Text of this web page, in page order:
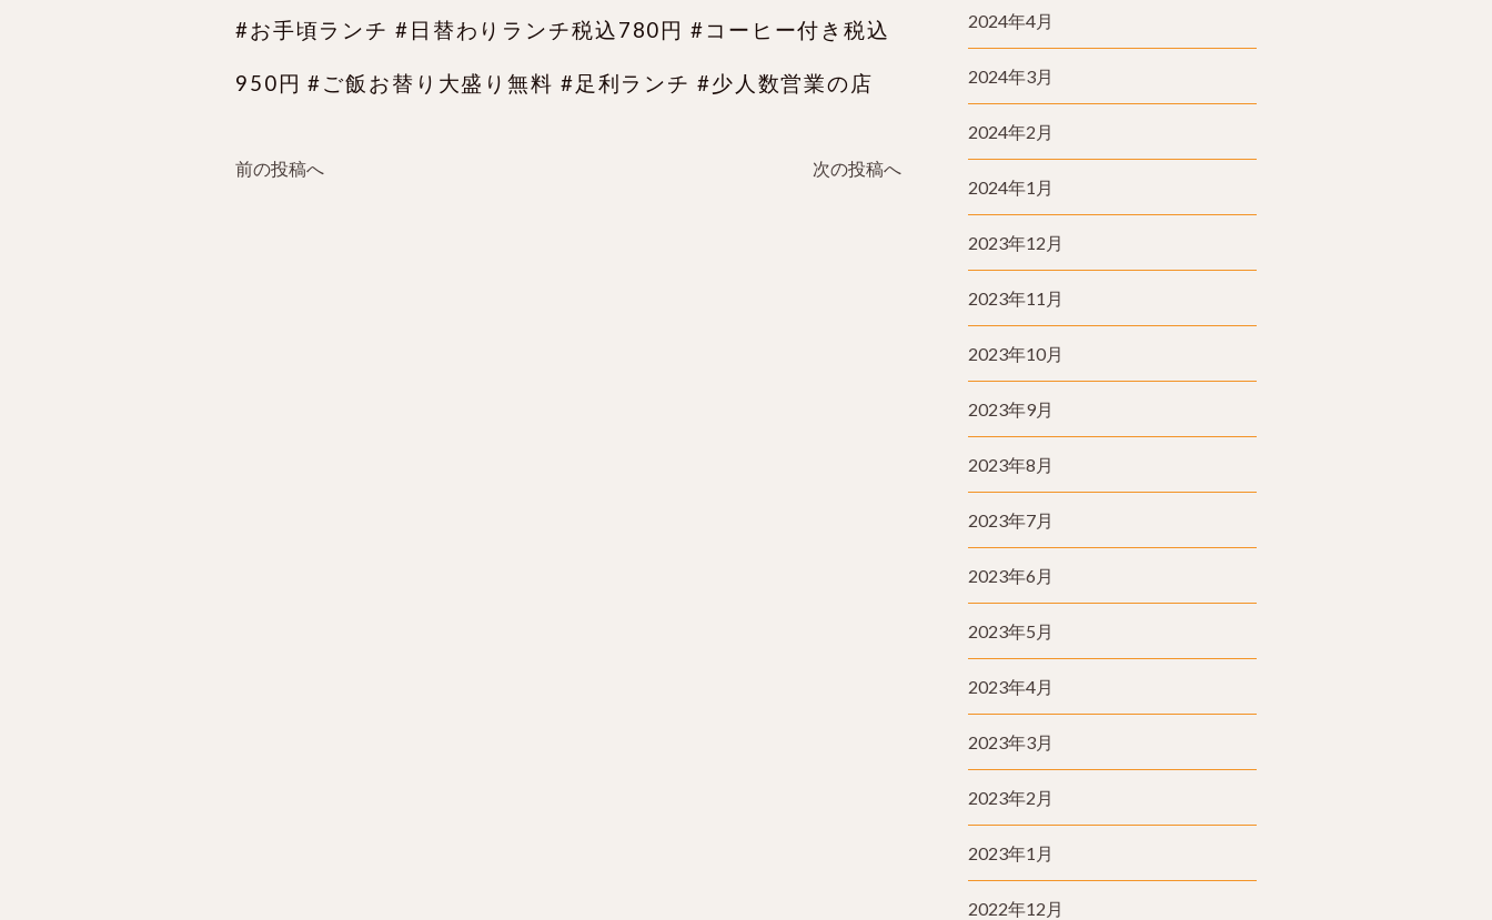
#お手頃ランチ #日替わりランチ税込780円 #コーヒー付き税込
950円 #ご飯お替り大盛り無料 #足利ランチ #少人数営業の店
前の投稿へ 次の投稿へ
2024年4月
2024年3月
2024年2月
2024年1月
2023年12月
2023年11月
2023年10月
2023年9月
2023年8月
2023年7月
2023年6月
2023年5月
2023年4月
2023年3月
2023年2月
2023年1月
2022年12月